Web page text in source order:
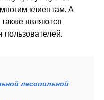
клиентам. А
также являются
лесопильной